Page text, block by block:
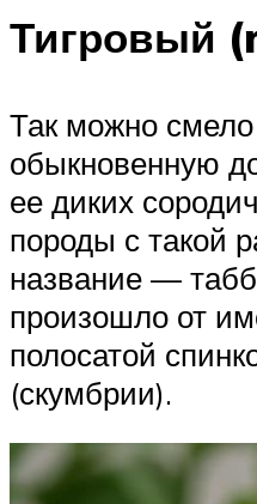
Тигровый
Так можно смело
обыкновенную
ее диких
породы с такой
название —
произошло от
полосатой
(скумбрии).